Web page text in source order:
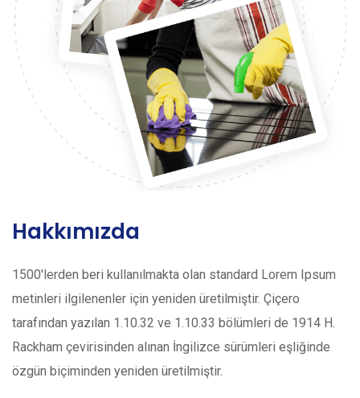
Hakkımızda
1500'lerden beri kullanılmakta olan standard Lorem Ipsum
metinleri ilgilenenler için yeniden üretilmiştir. Çiçero
tarafından yazılan 1.10.32 ve 1.10.33 bölümleri de 1914 H.
Rackham çevirisinden alınan İngilizce sürümleri eşliğinde
özgün biçiminden yeniden üretilmiştir.